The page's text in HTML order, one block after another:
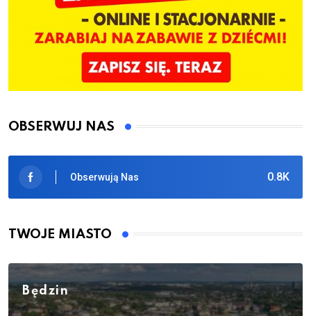
OBSERWUJ NAS
0.8K
Obserwują Nas
TWOJE MIASTO
Będzin